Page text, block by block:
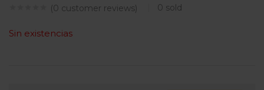
(0 customer reviews) 0 sold
Sin existencias